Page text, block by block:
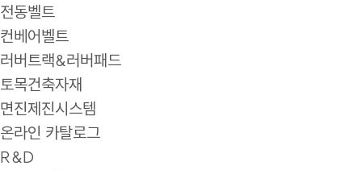
전동벨트
컨베어벨트
러버트랙&러버패드
토목건축자재
면진제진시스템
온라인 카탈로그
R&D